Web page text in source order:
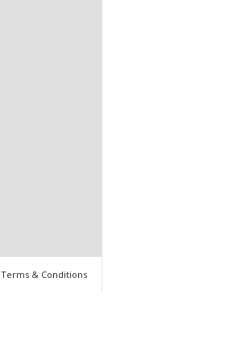
Terms & Conditions